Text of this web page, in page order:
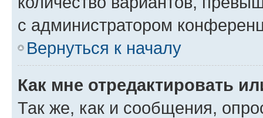
с администратором
Вернуться к началу
Как мне отредактировать
Так же, как и сообщения,